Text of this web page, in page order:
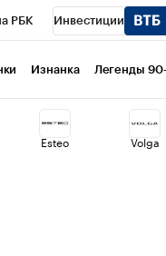
РБК Инвестиции
проекты Город
рейтинги Франшизы
Изнанка Легенды
Esteo Volga